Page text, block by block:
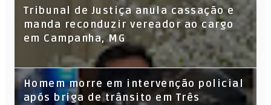
Tribunal de Justiça anula cassação e
manda reconduzir vereador ao cargo
em Campanha, MG
Homem morre em intervenção policial
após briga de trânsito em Três